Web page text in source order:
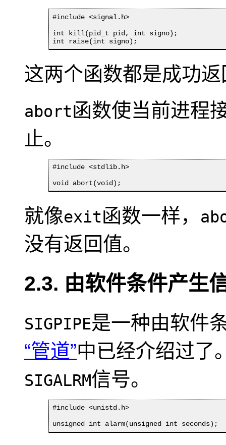
#include <signal.h>
int kill(pid_t pid, int signo);
int raise(int signo);
这两个函数都是成功
abort函数使当前进程
止。
#include <stdlib.h>
void abort(void);
就像exit函数一样，
没有返回值。
2.3. 由软件条件产生
SIGPIPE是一种由软件
“管道”中已经介绍过了
SIGALRM信号。
#include <unistd.h>
unsigned int alarm(unsigned int seconds);